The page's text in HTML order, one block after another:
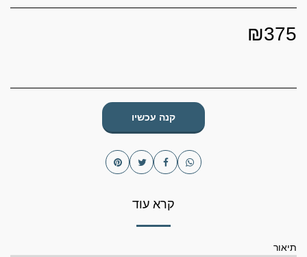
₪375
קנה עכשיו
קרא עוד
תיאור